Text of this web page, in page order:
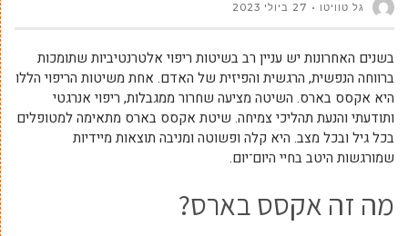
גל טוויטו 27 ביולי 2023
בשנים האחרונות יש עניין רב בשיטות ריפוי אלטרנטיביות שתומכות
ברווחה הנפשית, הרגשית והפיזית של האדם. אחת משיטות הריפוי הללו
היא אקסס בארס. השיטה מציעה שחרור ממגבלות, ריפוי אנרגטי
ותודעתי והנעת תהליכי צמיחה. שיטת אקסס בארס מתאימה למטופלים
בכל גיל ובכל מצב. היא קלה ופשוטה ומניבה תוצאות מיידיות
שמורגשות היטב בחיי היום־יום.
מה זה אקסס בארס?